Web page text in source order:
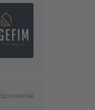
Sponsorisé